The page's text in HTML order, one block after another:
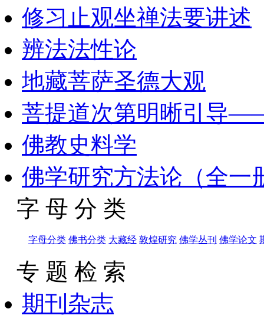
修习止观坐禅法要讲述
辨法法性论
地藏菩萨圣德大观
菩提道次第明晰引导
佛教史料学
佛学研究方法论（全一
字 母 分 类
字母分类 佛书分类 大藏经 敦煌研究 佛学丛刊 佛学论文
专 题 检 索
期刊杂志